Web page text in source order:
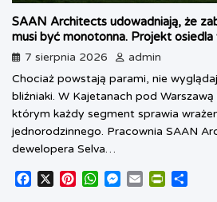
SAAN Architects udowadniają, że
musi być monotonna. Projekt
Warszawą
7 sierpnia 2026
admin
Chociaż powstają parami, nie
bliźniaki. W Kajetanach pod
którym każdy segment sprawia
jednorodzinnego. Pracownia SAAN
dewelopera Selva…
X
W
M